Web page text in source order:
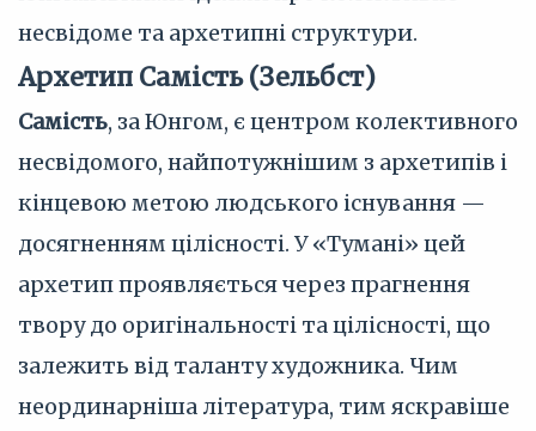
несвідоме та архетипні структури.
Архетип Самість (Зельбст)
Самість, за Юнгом, є центром колективного
несвідомого, найпотужнішим з архетипів і
кінцевою метою людського існування —
досягненням цілісності. У «Тумані» цей
архетип проявляється через прагнення
твору до оригінальності та цілісності, що
залежить від таланту художника. Чим
неординарніша література, тим яскравіше